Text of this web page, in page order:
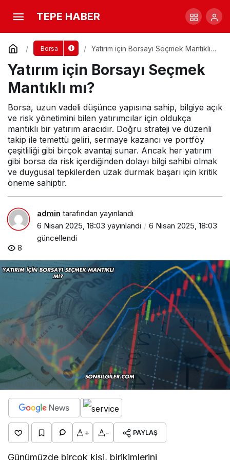
TEPE HABER
Borsa
Yatırım için Borsayı Seçmek Mantıklı
Yatırım için Borsayı Seçmek
Mantıklı mı?
Borsa, uzun vadeli düşünce yapısına sahip, bilgiye açık
ve risk yönetimini bilen yatırımcılar için oldukça
mantıklı bir yatırım aracıdır. Doğru strateji ve düzenli
takip ile temettü geliri, sermaye kazancı ve portföy
çeşitliliği gibi birçok avantaj sunar. Ancak her yatırım
gibi borsa da risk içerdiğinden dolayı bilgi sahibi olmak
ve duygusal tepkilerden uzak durmak başarı için kritik
öneme sahiptir.
admin tarafından yayınlandı
6 Nisan 2025, 18:03 yayınlandı
6 Nisan 2025, 18:03
güncellendi
8
+ - PAYLAŞ
Günümüzde birçok kişi, birikimlerini
Yatırım için Borsayı Seçmek Mantıklı mı?
Yorum Yap